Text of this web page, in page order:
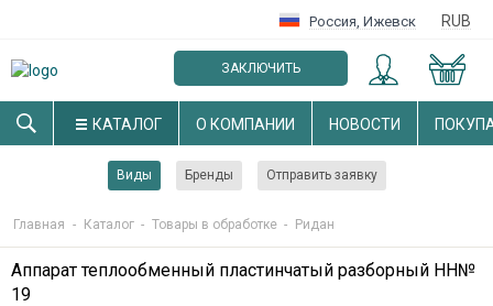
Россия, Ижевск RUB
ЗАКЛЮЧИТЬ
ОПТОВЫЙ ДОГОВОР
КАТАЛОГ О КОМПАНИИ НОВОСТИ
Виды Бренды Отправить заявку
Главная - Каталог - Товары в обработке - Ридан
Аппарат теплообменный пластинчатый разборный НН№
19